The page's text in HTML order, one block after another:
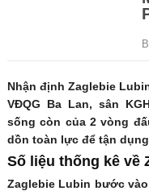
Nhận định Zaglebie
VĐQG Ba Lan, sân
sống còn của 2 vòng
dồn toàn lực để tận
Số liệu thống kê về
Zaglebie Lubin bước